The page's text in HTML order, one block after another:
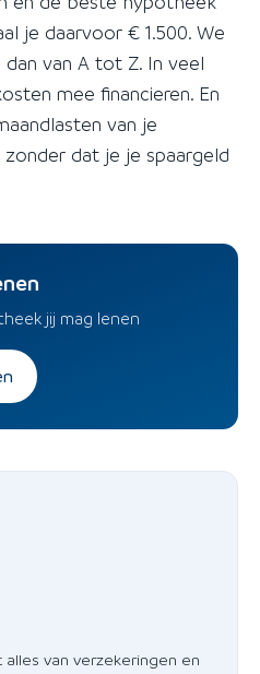
je daarvoor € 1.500. We
van A tot Z. In veel
mee financieren. En
van je
dat je je spaargeld
jij mag lenen
van verzekeringen en